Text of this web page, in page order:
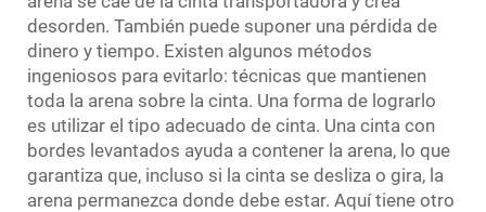
desorden. También puede suponer una pérdida de
dinero y tiempo. Existen algunos métodos
ingeniosos para evitarlo: técnicas que mantienen
toda la arena sobre la cinta. Una forma de lograrlo
es utilizar el tipo adecuado de cinta. Una cinta con
bordes levantados ayuda a contener la arena, lo que
garantiza que, incluso si la cinta se desliza o gira, la
arena permanezca donde debe estar. Aquí tiene otro